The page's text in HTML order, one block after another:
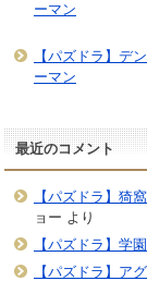
ーマン
【パズドラ】デ
ーマン
最近のコメント
【パズドラ】猗
ョー より
【パズドラ】学
【パズドラ】ア